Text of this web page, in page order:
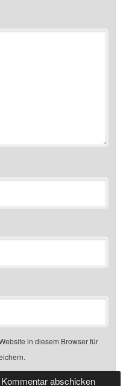
in diesem Browser für